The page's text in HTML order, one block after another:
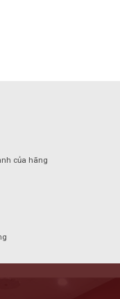
của hãng